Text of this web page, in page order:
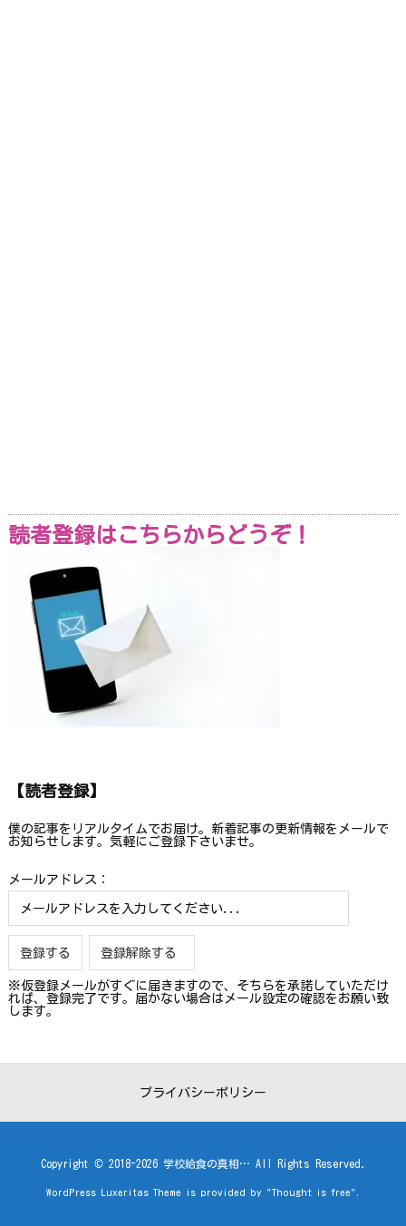
読者登録はこちらからどうぞ！
【読者登録】
僕の記事をリアルタイムでお届け。新着記事の更新情報をメールで
お知らせします。気軽にご登録下さいませ。
メールアドレス：
※仮登録メールがすぐに届きますので、そちらを承諾していただけ
れば、登録完了です。届かない場合はメール設定の確認をお願い致
します。
プライバシーポリシー
Copyright © 2018-2026 学校給食の真相… All Rights Reserved.
WordPress Luxeritas Theme is provided by "Thought is free".